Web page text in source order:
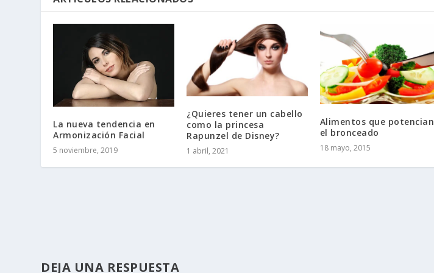
La nueva tendencia en
Armonización Facial
5 noviembre, 2019
¿Quieres tener un cabello
como la princesa
Rapunzel de Disney?
1 abril, 2021
Alimentos que potencian
el bronceado
18 mayo, 2015
DEJA UNA RESPUESTA